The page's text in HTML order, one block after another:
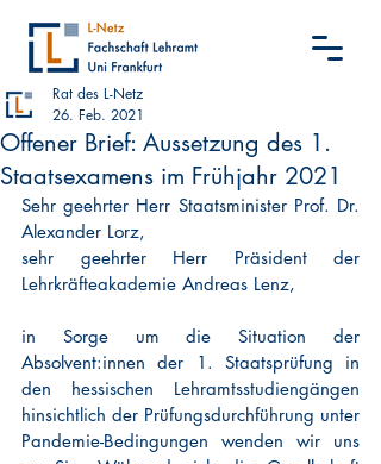
Offener Brief: Aussetzung des 1.
Staatsexamens im Frühjahr 2021
Rat des L-Netz
26. Feb. 2021
Sehr geehrter Herr Staatsminister Prof. Dr.
Alexander Lorz,
sehr geehrter Herr Präsident der
Lehrkräfteakademie Andreas Lenz,
in Sorge um die Situation der
Absolvent:innen der 1. Staatsprüfung in
den hessischen Lehramtsstudiengängen
hinsichtlich der Prüfungsdurchführung unter
Pandemie-Bedingungen wenden wir uns